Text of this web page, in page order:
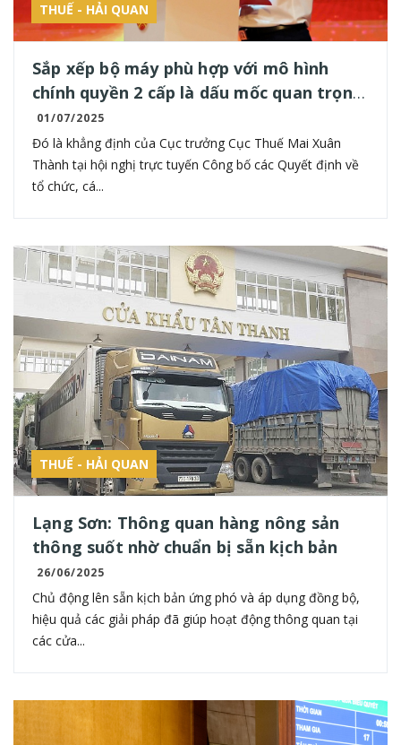
THUẾ - HẢI QUAN
Sắp xếp bộ máy phù hợp với mô hình
chính quyền 2 cấp là dấu mốc quan trọng
của ngành Thuế
01/07/2025
Đó là khẳng định của Cục trưởng Cục Thuế Mai Xuân
Thành tại hội nghị trực tuyến Công bố các Quyết định về
tổ chức, cá...
THUẾ - HẢI QUAN
Lạng Sơn: Thông quan hàng nông sản
thông suốt nhờ chuẩn bị sẵn kịch bản
26/06/2025
Chủ động lên sẵn kịch bản ứng phó và áp dụng đồng bộ,
hiệu quả các giải pháp đã giúp hoạt động thông quan tại
các cửa...